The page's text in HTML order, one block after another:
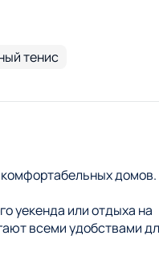
тенис
комфортабельных домов.
уекенда или отдыха на
всеми удобствами